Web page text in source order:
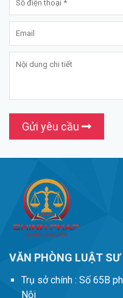
Gửi yêu cầu
VĂN PHÒNG LUẬT
Trụ sở chính : Số 65B
Nội